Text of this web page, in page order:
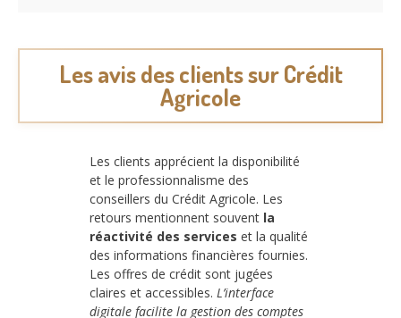
Les avis des clients sur Crédit
Agricole
Les clients apprécient la disponibilité
et le professionnalisme des
conseillers du Crédit Agricole. Les
retours mentionnent souvent la
réactivité des services et la qualité
des informations financières fournies.
Les offres de crédit sont jugées
claires et accessibles. L’interface
digitale facilite la gestion des comptes